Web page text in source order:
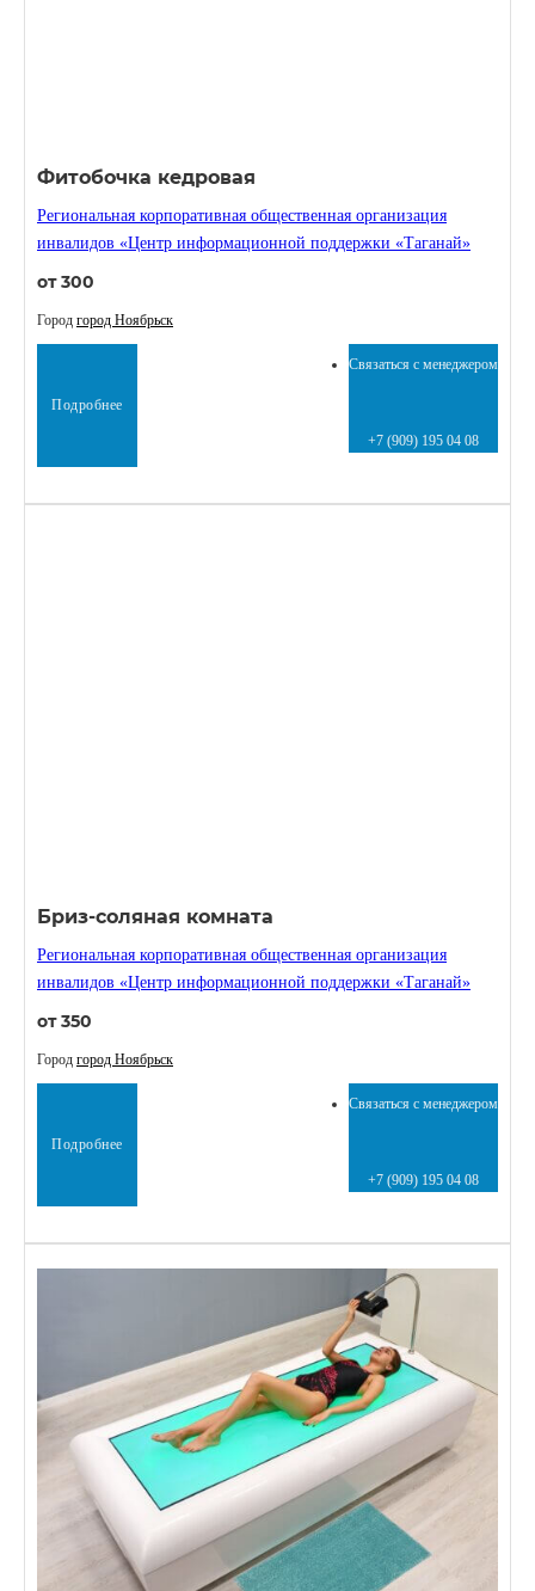
Фитобочка кедровая
Региональная корпоративная общественная организация
инвалидов «Центр информационной поддержки «Таганай»
от 300
Город город Ноябрьск
Подробнее
Связаться с менеджером
+7 (909) 195 04 08
Бриз-соляная комната
Региональная корпоративная общественная организация
инвалидов «Центр информационной поддержки «Таганай»
от 350
Город город Ноябрьск
Подробнее
Связаться с менеджером
+7 (909) 195 04 08